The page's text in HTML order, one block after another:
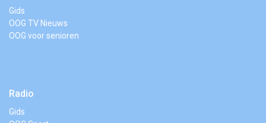
Gids
OOG TV Nieuws
OOG voor senioren
Radio
Gids